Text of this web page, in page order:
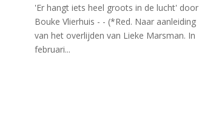
'Er hangt iets heel groots in de lucht' door
Bouke Vlierhuis - - (*Red. Naar aanleiding
van het overlijden van Lieke Marsman. In
februari...